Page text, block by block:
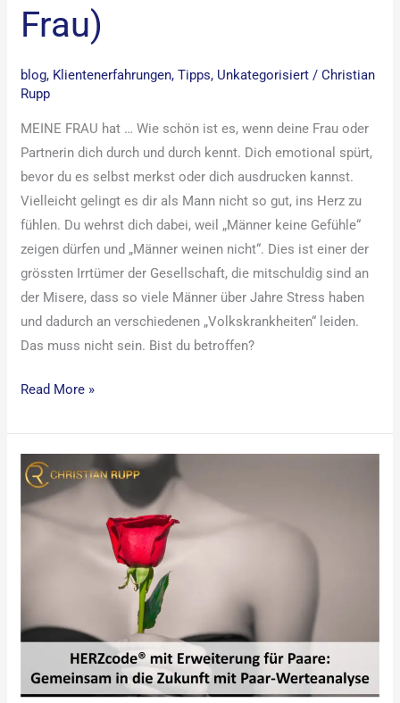
Frau)
blog, Klientenerfahrungen,Tipps, Unkategorisiert /Christian
Rupp
MEINE FRAU hat … Wie schön ist es, wenn deine Frau oder
Partnerin dich durch und durch kennt. Dich emotional spürt,
bevor du es selbst merkst oder dich ausdrucken kannst.
Vielleicht gelingt es dir als Mann nicht so gut, ins Herz zu
fühlen. Du wehrst dich dabei, weil „Männer keine Gefühle“
zeigen dürfen und „Männer weinen nicht“. Dies ist einer der
grössten Irrtümer der Gesellschaft, die mitschuldig sind an
der Misere, dass so viele Männer über Jahre Stress haben
und dadurch an verschiedenen „Volkskrankheiten“ leiden.
Das muss nicht sein. Bist du betroffen?
Read More »
Neuorientierung
für
Paare
in
Zukunft